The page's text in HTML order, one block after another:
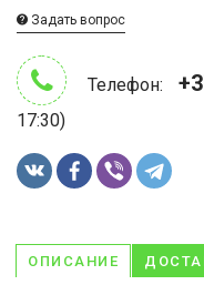
Задать вопрос
Телефон:
17:30)
ОПИСАНИЕ